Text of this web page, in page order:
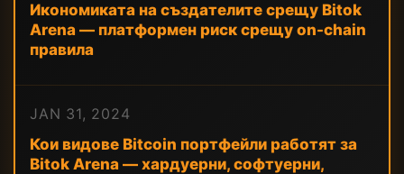
Икономиката на създателите срещу Bitok
Arena — платформен риск срещу on-chain
правила
JAN 31, 2024
Кои видове Bitcoin портфейли работят за
Bitok Arena — хардуерни, софтуерни,